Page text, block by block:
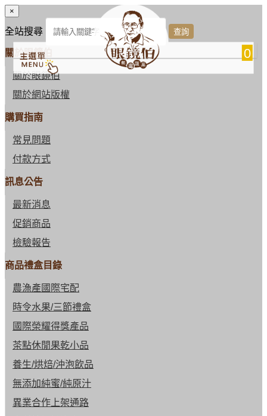
0
×
全站搜尋
關於眼鏡伯
關於眼鏡伯
關於網站版權
購買指南
常見問題
付款方式
訊息公告
最新消息
促銷商品
檢驗報告
商品禮盒目錄
農漁產國際宅配
時令水果/三節禮盒
國際榮耀得獎產品
茶點休閒果乾小品
養生/烘焙/沖泡飲品
無添加純蜜/純原汁
異業合作上架通路